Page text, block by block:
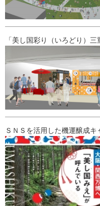
「美し国彩り（いろどり）
ＳＮＳを活用した機運醸成